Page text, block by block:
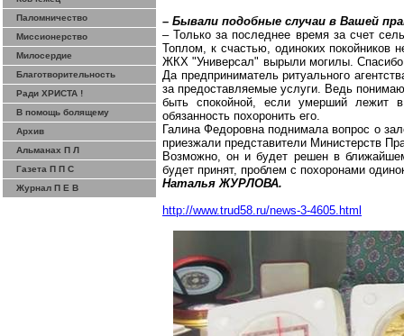
Паломничество
Миссионерство
Милосердие
Благотворительность
Ради ХРИСТА !
В помощь болящему
Архив
Альманах П Л
Газета П П С
Журнал П Е В
– Бывали подобные случаи в Вашей
– Только за последнее время за счет
Топлом, к счастью, одиноких покойников
ЖКХ "Универсал" вырыли могилы.
Да предприниматель ритуального
за предоставляемые услуги. Ведь
быть спокойной, если умерший лежит
обязанность похоронить его.
Галина Федоровна поднимала вопрос о
приезжали представители Министерств Пр
Возможно, он и будет решен в
будет принят, проблем с похоронами
Наталья ЖУРЛОВА.
http://www.trud58.ru/news-3-4605.html